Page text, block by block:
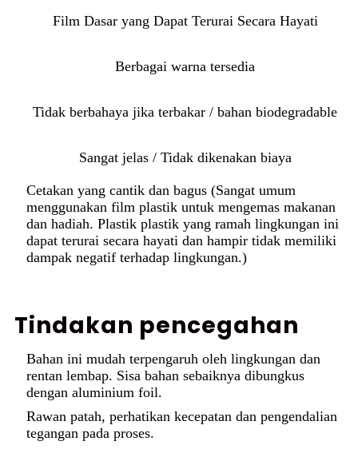
Film Dasar yang Dapat Terurai Secara Hayati
Berbagai warna tersedia
Tidak berbahaya jika terbakar / bahan biodegradable
Sangat jelas / Tidak dikenakan biaya
Cetakan yang cantik dan bagus (Sangat umum
menggunakan film plastik untuk mengemas makanan
dan hadiah. Plastik plastik yang ramah lingkungan ini
dapat terurai secara hayati dan hampir tidak memiliki
dampak negatif terhadap lingkungan.)
Tindakan pencegahan
Bahan ini mudah terpengaruh oleh lingkungan dan
rentan lembap. Sisa bahan sebaiknya dibungkus
dengan aluminium foil.
Rawan patah, perhatikan kecepatan dan pengendalian
tegangan pada proses.